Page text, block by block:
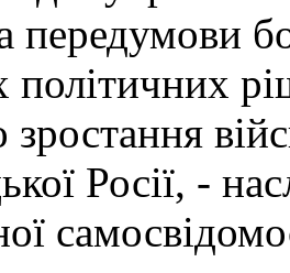
передумови
зростання
Росії, -